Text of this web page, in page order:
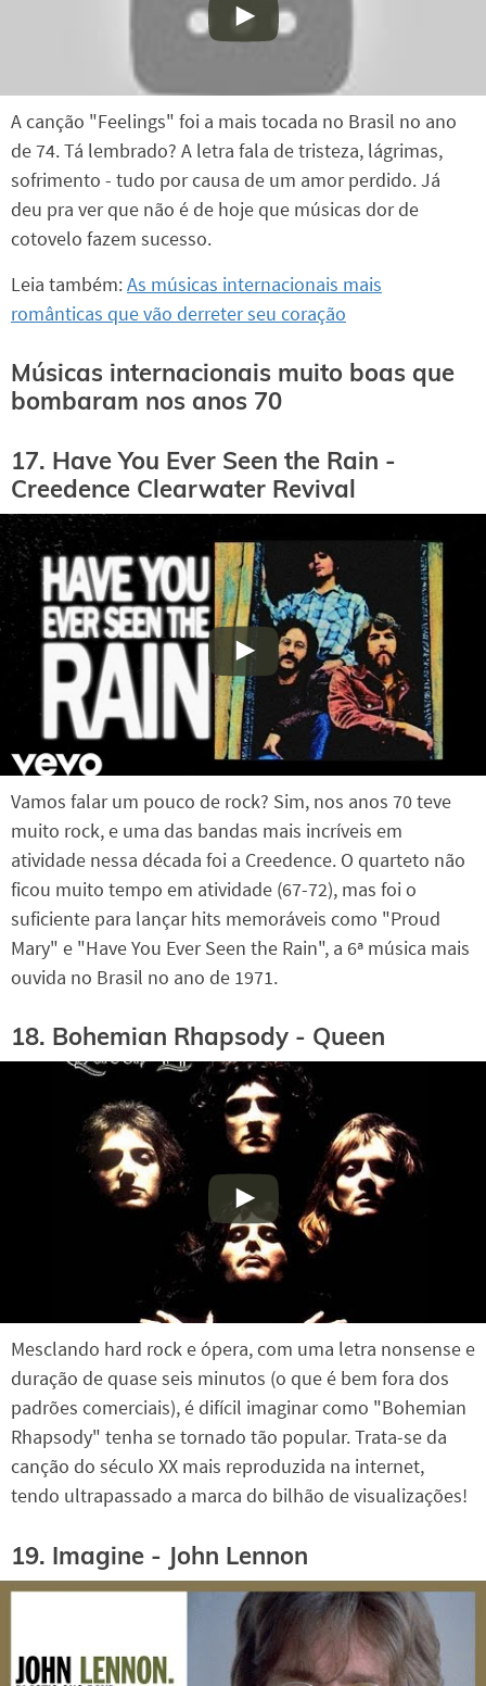
A canção "Feelings" foi a mais tocada no Brasil no ano
de 74. Tá lembrado? A letra fala de tristeza, lágrimas,
sofrimento - tudo por causa de um amor perdido. Já
deu pra ver que não é de hoje que músicas dor de
cotovelo fazem sucesso.
Leia também:As músicas internacionais mais
românticas que vão derreter seu coração
Músicas internacionais muito boas que
bombaram nos anos 70
17. Have You Ever Seen the Rain -
Creedence Clearwater Revival
Vamos falar um pouco de rock? Sim, nos anos 70 teve
muito rock, e uma das bandas mais incríveis em
atividade nessa década foi a Creedence. O quarteto não
ficou muito tempo em atividade (67-72), mas foi o
suficiente para lançar hits memoráveis como "Proud
Mary" e "Have You Ever Seen the Rain", a 6ª música mais
ouvida no Brasil no ano de 1971.
18. Bohemian Rhapsody - Queen
Mesclando hard rock e ópera, com uma letra nonsense e
duração de quase seis minutos (o que é bem fora dos
padrões comerciais), é difícil imaginar como "Bohemian
Rhapsody" tenha se tornado tão popular. Trata-se da
canção do século XX mais reproduzida na internet,
tendo ultrapassado a marca do bilhão de visualizações!
19. Imagine - John Lennon